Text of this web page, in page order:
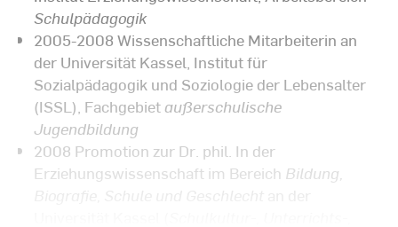
Schulpädagogik
2005-2008 Wissenschaftliche Mitarbeiterin an
der Universität Kassel, Institut für
Sozialpädagogik und Soziologie der Lebensalter
(ISSL), Fachgebiet außerschulische
Jugendbildung
2008 Promotion zur Dr. phil. In der
Erziehungswissenschaft im Bereich Bildung,